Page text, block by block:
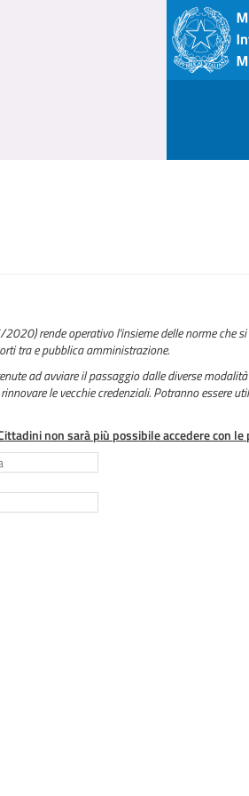
rende operativo l'insieme delle norme che
tra e pubblica amministrazione.
ad avviare il passaggio dalle diverse
le vecchie credenziali. Potranno essere
non sarà più possibile accedere con